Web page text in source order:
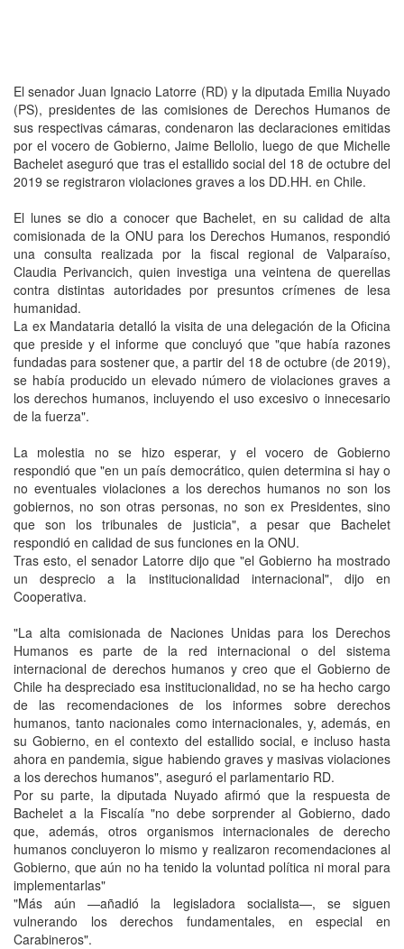
El senador Juan Ignacio Latorre (RD) y la diputada Emilia Nuyado
(PS), presidentes de las comisiones de Derechos Humanos de
sus respectivas cámaras, condenaron las declaraciones emitidas
por el vocero de Gobierno, Jaime Bellolio, luego de que Michelle
Bachelet aseguró que tras el estallido social del 18 de octubre del
2019 se registraron violaciones graves a los DD.HH. en Chile.
El lunes se dio a conocer que Bachelet, en su calidad de alta
comisionada de la ONU para los Derechos Humanos, respondió
una consulta realizada por la fiscal regional de Valparaíso,
Claudia Perivancich, quien investiga una veintena de querellas
contra distintas autoridades por presuntos crímenes de lesa
humanidad.
La ex Mandataria detalló la visita de una delegación de la Oficina
que preside y el informe que concluyó que "que había razones
fundadas para sostener que, a partir del 18 de octubre (de 2019),
se había producido un elevado número de violaciones graves a
los derechos humanos, incluyendo el uso excesivo o innecesario
de la fuerza".
La molestia no se hizo esperar, y el vocero de Gobierno
respondió que "en un país democrático, quien determina si hay o
no eventuales violaciones a los derechos humanos no son los
gobiernos, no son otras personas, no son ex Presidentes, sino
que son los tribunales de justicia", a pesar que Bachelet
respondió en calidad de sus funciones en la ONU.
Tras esto, el senador Latorre dijo que "el Gobierno ha mostrado
un desprecio a la institucionalidad internacional", dijo en
Cooperativa.
"La alta comisionada de Naciones Unidas para los Derechos
Humanos es parte de la red internacional o del sistema
internacional de derechos humanos y creo que el Gobierno de
Chile ha despreciado esa institucionalidad, no se ha hecho cargo
de las recomendaciones de los informes sobre derechos
humanos, tanto nacionales como internacionales, y, además, en
su Gobierno, en el contexto del estallido social, e incluso hasta
ahora en pandemia, sigue habiendo graves y masivas violaciones
a los derechos humanos", aseguró el parlamentario RD.
Por su parte, la diputada Nuyado afirmó que la respuesta de
Bachelet a la Fiscalía "no debe sorprender al Gobierno, dado
que, además, otros organismos internacionales de derecho
humanos concluyeron lo mismo y realizaron recomendaciones al
Gobierno, que aún no ha tenido la voluntad política ni moral para
implementarlas"
"Más aún —añadió la legisladora socialista—, se siguen
vulnerando los derechos fundamentales, en especial en
Carabineros".